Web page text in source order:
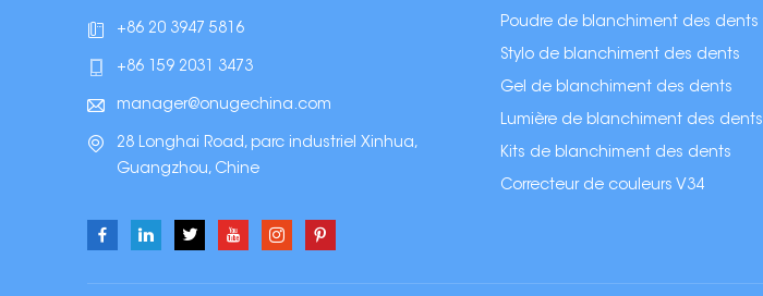
+86 20 3947 5816
+86 159 2031 3473
manager@onugechina.com
28 Longhai Road, parc industriel Xinhua,
Guangzhou, Chine
Poudre de blanchiment des dents
Stylo de blanchiment des dents
Gel de blanchiment des dents
Lumière de blanchiment des dents
Kits de blanchiment des dents
Correcteur de couleurs V34